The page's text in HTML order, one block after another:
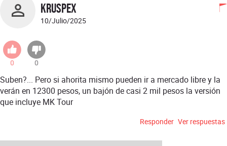
KrusPeX
10/Julio/2025
0 0
Suben?... Pero si ahorita mismo pueden ir a mercado libre y la
verán en 12300 pesos, un bajón de casi 2 mil pesos la versión
que incluye MK Tour
Responder Ver respuestas